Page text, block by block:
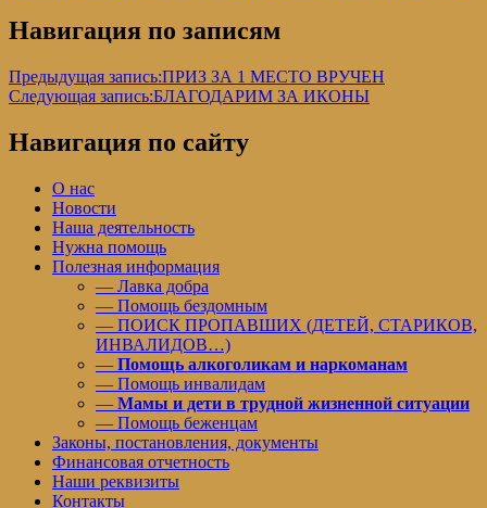
Навигация по записям
Предыдущая запись:ПРИЗ ЗА 1 МЕСТО ВРУЧЕН
Следующая запись:БЛАГОДАРИМ ЗА ИКОНЫ
Навигация по сайту
О нас
Новости
Наша деятельность
Нужна помощь
Полезная информация
— Лавка добра
— Помощь бездомным
— ПОИСК ПРОПАВШИХ (ДЕТЕЙ, СТАРИКОВ,
ИНВАЛИДОВ…)
— Помощь алкоголикам и наркоманам
— Помощь инвалидам
— Мамы и дети в трудной жизненной ситуации
— Помощь беженцам
Законы, постановления, документы
Финансовая отчетность
Наши реквизиты
Контакты